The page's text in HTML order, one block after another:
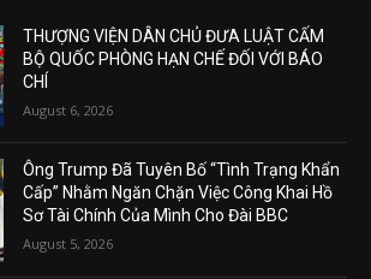
THƯỢNG VIỆN DÂN CHỦ ĐƯA LUẬT CẤM
BỘ QUỐC PHÒNG HẠN CHẾ ĐỐI VỚI BÁO
CHÍ
August 6, 2026
Ông Trump Đã Tuyên Bố “Tình Trạng Khẩn
Cấp” Nhằm Ngăn Chặn Việc Công Khai Hồ
Sơ Tài Chính Của Mình Cho Đài BBC
August 5, 2026